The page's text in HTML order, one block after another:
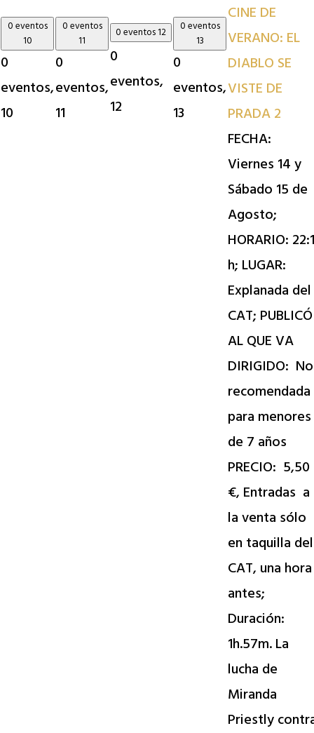
0 eventos
10
0
eventos,
10
0 eventos
11
0
eventos,
11
0 eventos12
0
eventos,
12
0 eventos
13
0
eventos,
13
CINE DE
VERANO: EL
DIABLO SE
VISTE DE
PRADA 2
FECHA:
Viernes 14 y
Sábado 15 de
Agosto;
HORARIO:
h; LUGAR:
Explanada del
CAT; PUBLICÓ
AL QUE VA
DIRIGIDO: No
recomendada
para menores
de 7 años
PRECIO: 5,50
€, Entradas a
la venta sólo
en taquilla del
CAT, una hora
antes;
Duración:
1h.57m. La
lucha de
Miranda
Priestly